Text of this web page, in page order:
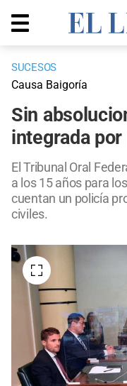
SUCESOS
Causa Baigoría
Sin
integrada
El Tribunal Oral
a los 15 años para
cuentan un policía
civiles.